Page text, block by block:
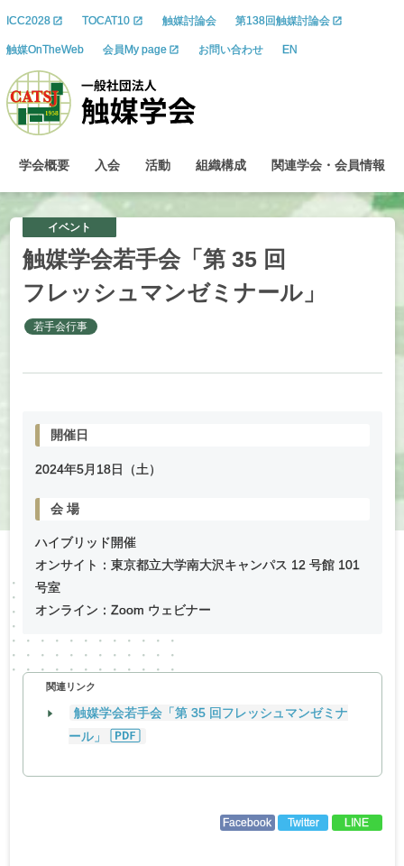
ICC2028 TOCAT10 触媒討論会 第138回触媒討論会
触媒OnTheWeb 会員My page お問い合わせ EN
学会概要 入会 活動 組織構成 関連学会 ・ 会員情報
イベント
触媒学会若手会「第35 回
フレッシュマンゼミナール」
若手会行事
開催日
2024年5月 18日（土）
会 場
ハイブリッド開催
オンサイト：東京都立大学南大沢キャンパス 12 号館 101
号室
オンライン：Zoom ウェビナー
関連リンク
触媒学会若手会「第 35 回フレッシュマンゼミナ
ール」
Facebook Twitter LINE